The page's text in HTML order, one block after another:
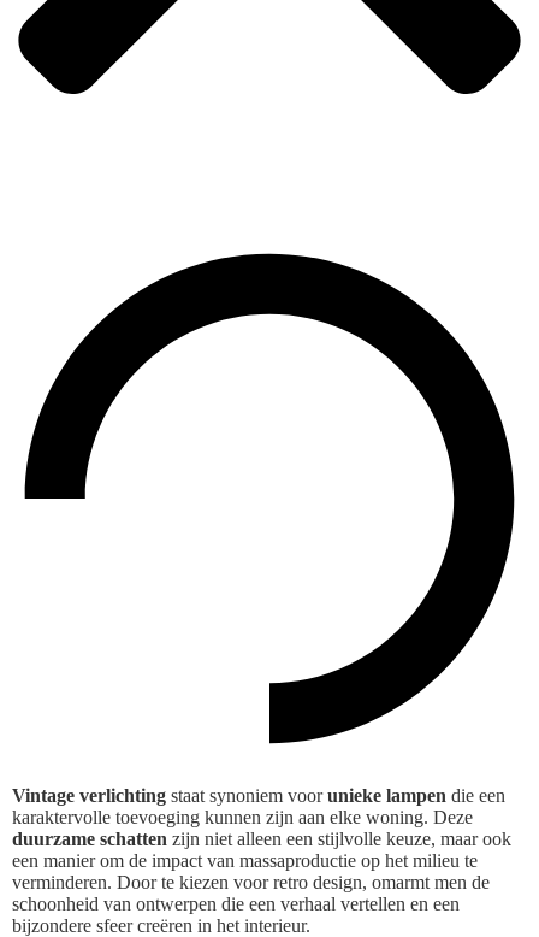
Vintage verlichting staat synoniem voorunieke lampen die een
karaktervolle toevoeging kunnen zijn aan elke woning. Deze
duurzame schatten zijn niet alleen een stijlvolle keuze, maar ook
een manier om de impact van massaproductie op het milieu te
verminderen. Door te kiezen voor retro design, omarmt men de
schoonheid van ontwerpen die een verhaal vertellen en een
bijzondere sfeer creëren in het interieur.